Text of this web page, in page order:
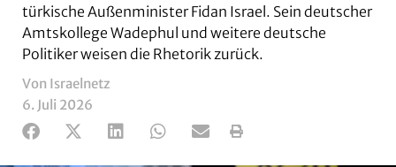
türkische Außenminister Fidan Israel. Sein deutscher
Amtskollege Wadephul und weitere deutsche
Politiker weisen die Rhetorik zurück.
Von Israelnetz
6. Juli 2026